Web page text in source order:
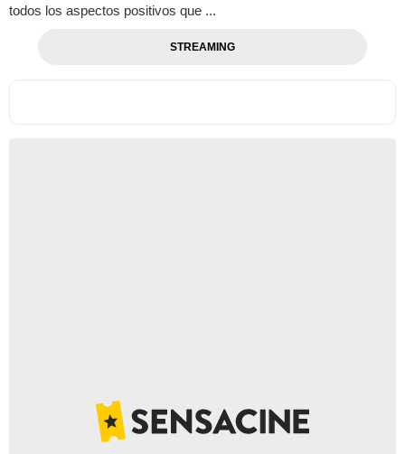
todos los aspectos positivos que ...
STREAMING